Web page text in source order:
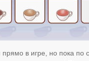
в игре, но пока по